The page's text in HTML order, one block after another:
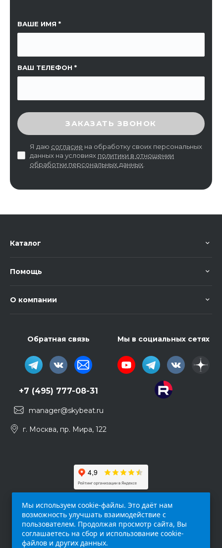
ВАШЕ ИМЯ
ВАШ ТЕЛЕФОН
ССЫЛКА НА СТРАНИЦУ
ВВЕДИТЕ ПРОВЕРОЧНЫЙ КОД
ЗАКАЗАТЬ ЗВОНОК
Я даю согласие на обработку своих персональных
данных на условиях политики в отношении
обработки персональных данных
Каталог
Помощь
О компании
Обратная связь
+7 (495) 777-08-31
manager@skybeat.ru
г. Москва, пр. Мира, 122
Мы в социальных сетях
Мы используем cookie-файлы. Это даёт нам
возможность улучшать взаимодействие с
пользователем. Продолжая просмотр сайта, Вы
соглашаетесь на сбор и использование cookie-
файлов и других данных.